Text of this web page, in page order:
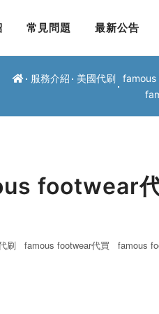
常見問題 最新公告
服務介紹 美國代刷 famous
footwear
刷 famous footwear代買
famous